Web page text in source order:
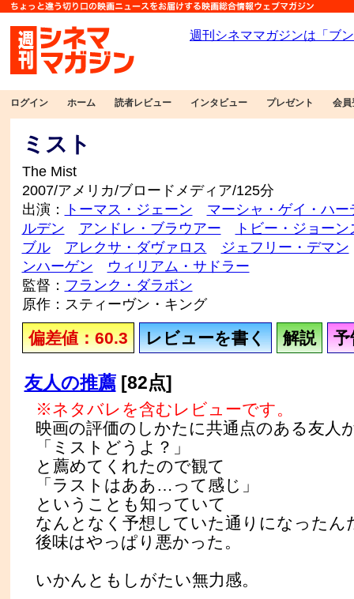
ログイン ホーム 読者レビュー インタビュー プレゼント 会員
ミスト
The Mist
2007/アメリカ/ブロードメディア/125分
出演：
トーマス・ジェーン
マーシャ・ゲイ・ハー
ルデン
アンドレ・ブラウアー
トビー・ジョーン
ブル
アレクサ・ダヴァロス
ジェフリー・デマン
ンハーゲン
ウィリアム・サドラー
監督： フランク・ダラボン
原作：スティーヴン・キング
偏差値：60.3 レビューを書く 解説 予
友人の推薦[82点]
※ネタバレを含むレビューです。
映画の評価のしかたに共通点のある友人
「ミストどうよ？」
と薦めてくれたので観て
「ラストはああ…って感じ」
ということも知っていて
なんとなく予想していた通りになったん
後味はやっぱり悪かった。
いかんともしがたい無力感。